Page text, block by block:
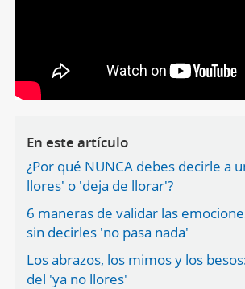
En este artículo
¿Por qué NUNCA debes decirle a
llores' o 'deja de llorar'?
6 maneras de validar las
sin decirles 'no pasa nada'
Los abrazos, los mimos y los
del 'ya no llores'